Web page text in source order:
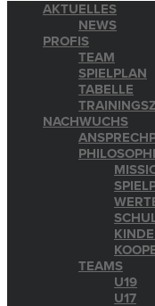
AKTUELLES
NEWS
PROFIS
TEAM
SPIELPLAN
TABELLE
NACHWUCHS
TEAMS
U19
U17